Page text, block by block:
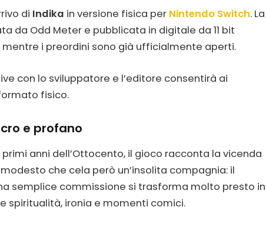
di Indika in versione fisica per Nintendo Switch. La
da Odd Meter e pubblicata in digitale da 11 bit
i preordini sono già ufficialmente aperti.
con lo sviluppatore e l’editore consentirà ai
fisico.
e profano
anni dell’Ottocento, il gioco racconta la vicenda
che cela però un’insolita compagnia: il
semplice commissione si trasforma molto presto in
spiritualità, ironia e momenti comici.